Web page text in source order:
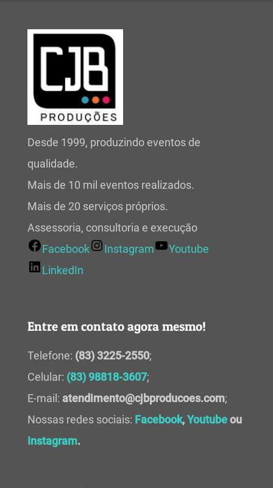
Desde 1999, produzindo eventos de
qualidade.
Mais de 10 mil eventos realizados.
Mais de 20 serviços próprios.
Assessoria, consultoria e execução
Facebook
Instagram
Youtube
LinkedIn
Entre em contato agora mesmo!
Telefone: (83) 3225-2550;
Celular: (83) 98818-3607;
E-mail: atendimento@cjbproducoes.com;
Nossas redes sociais: Facebook,Youtubeou
Instagram.